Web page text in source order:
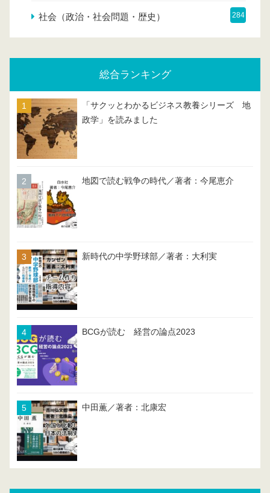
社会（政治・社会問題・歴史） 284
総合ランキング
「サクッとわかるビジネス教養シリーズ 地
政学」を読みました
地図で読む戦争の時代／著者：今尾恵介
新時代の中学野球部／著者：大利実
BCGが読む 経営の論点2023
中田薫／著者：北康宏